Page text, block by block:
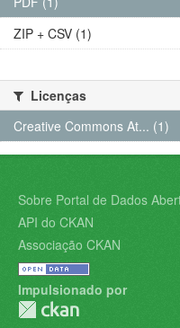
ZIP + CSV (1)
Licenças
Creative Commons At... (1)
Sobre Portal de Dados
API do CKAN
Associação CKAN
Impulsionado por